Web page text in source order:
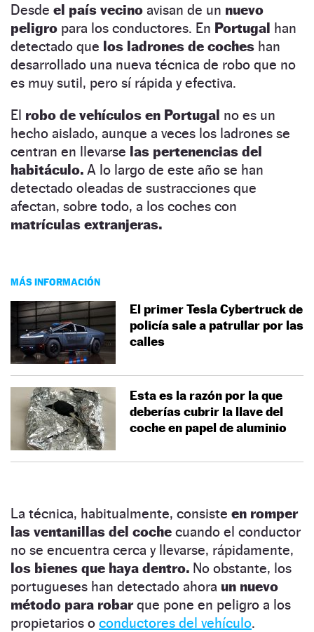
Desde el país vecino avisan de un nuevo
peligro para los conductores. En Portugal han
detectado que los ladrones de coches han
desarrollado una nueva técnica de robo que no
es muy sutil, pero sí rápida y efectiva.
El robo de vehículos en Portugal no es un
hecho aislado, aunque a veces los ladrones se
centran en llevarse las pertenencias del
habitáculo. A lo largo de este año se han
detectado oleadas de sustracciones que
afectan, sobre todo, a los coches con
matrículas extranjeras.
MÁS INFORMACIÓN
El primer Tesla Cybertruck de
policía sale a patrullar por las
calles
Esta es la razón por la que
deberías cubrir la llave del
coche en papel de aluminio
La técnica, habitualmente, consiste en romper
las ventanillas del coche cuando el conductor
no se encuentra cerca y llevarse, rápidamente,
los bienes que haya dentro. No obstante, los
portugueses han detectado ahora un nuevo
método para robarque pone en peligro a los
propietarios o conductores del vehículo.